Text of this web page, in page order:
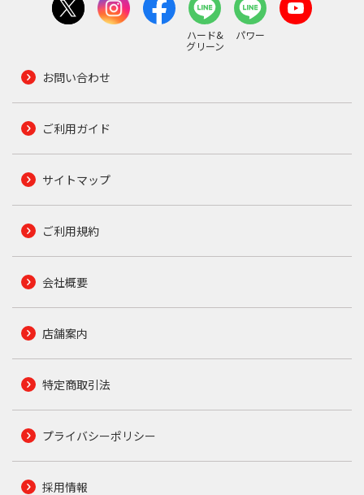
ハード&
グリーン
パワー
お問い合わせ
ご利用ガイド
サイトマップ
ご利用規約
会社概要
店舗案内
特定商取引法
プライバシーポリシー
採用情報